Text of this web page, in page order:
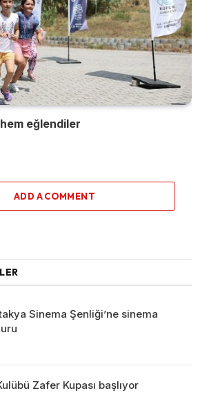
eğlendiler
ADD A COMMENT
Sinema Şenliği’ne sinema
Zafer Kupası başlıyor